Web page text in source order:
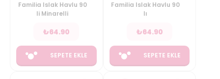
Familia Islak Havlu 90
li Minarelli
₺64.90
SEPETE EKLE
Familia Islak Havlu 90
lı
₺64.90
SEPETE EKLE